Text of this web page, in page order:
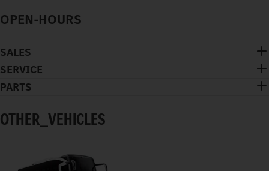
OPEN-HOURS
SALES
SERVICE
PARTS
OTHER_VEHICLES